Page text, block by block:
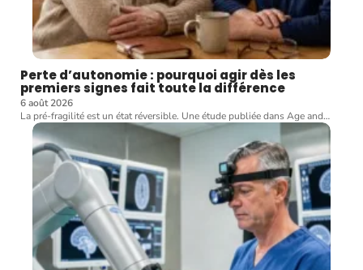
Perte d’autonomie : pourquoi agir dès les
premiers signes fait toute la différence
6 août 2026
La pré-fragilité est un état réversible. Une étude publiée dans Age and…